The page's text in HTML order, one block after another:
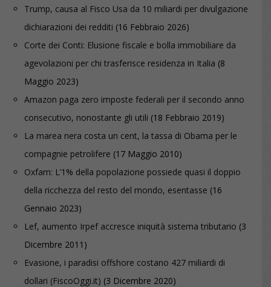
Trump, causa al Fisco Usa da 10 miliardi per divulgazione
dichiarazioni dei redditi (16 Febbraio 2026)
Corte dei Conti: Elusione fiscale e bolla immobiliare da
agevolazioni per chi trasferisce residenza in Italia (8
Maggio 2023)
Amazon paga zero imposte federali per il secondo anno
consecutivo, nonostante gli utili (18 Febbraio 2019)
La marea nera costa un cent, la tassa di Obama per le
compagnie petrolifere (17 Maggio 2010)
Oxfam: L’1% della popolazione possiede quasi il doppio
della ricchezza del resto del mondo, esentasse (16
Gennaio 2023)
Lef, aumento Irpef accresce iniquità sistema tributario (3
Dicembre 2011)
Evasione, i paradisi offshore costano 427 miliardi di
dollari (FiscoOggi.it) (3 Dicembre 2020)